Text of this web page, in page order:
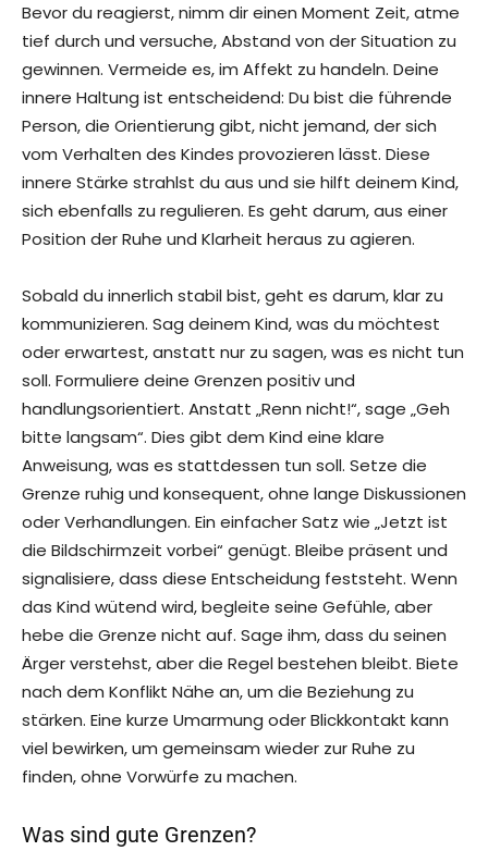
Bevor du reagierst, nimm dir einen Moment Zeit, atme
tief durch und versuche, Abstand von der Situation zu
gewinnen. Vermeide es, im Affekt zu handeln. Deine
innere Haltung ist entscheidend: Du bist die führende
Person, die Orientierung gibt, nicht jemand, der sich
vom Verhalten des Kindes provozieren lässt. Diese
innere Stärke strahlst du aus und sie hilft deinem Kind,
sich ebenfalls zu regulieren. Es geht darum, aus einer
Position der Ruhe und Klarheit heraus zu agieren.
Sobald du innerlich stabil bist, geht es darum, klar zu
kommunizieren. Sag deinem Kind, was du möchtest
oder erwartest, anstatt nur zu sagen, was es nicht tun
soll. Formuliere deine Grenzen positiv und
handlungsorientiert. Anstatt „Renn nicht!“, sage „Geh
bitte langsam“. Dies gibt dem Kind eine klare
Anweisung, was es stattdessen tun soll. Setze die
Grenze ruhig und konsequent, ohne lange Diskussionen
oder Verhandlungen. Ein einfacher Satz wie „Jetzt ist
die Bildschirmzeit vorbei“ genügt. Bleibe präsent und
signalisiere, dass diese Entscheidung feststeht. Wenn
das Kind wütend wird, begleite seine Gefühle, aber
hebe die Grenze nicht auf. Sage ihm, dass du seinen
Ärger verstehst, aber die Regel bestehen bleibt. Biete
nach dem Konflikt Nähe an, um die Beziehung zu
stärken. Eine kurze Umarmung oder Blickkontakt kann
viel bewirken, um gemeinsam wieder zur Ruhe zu
finden, ohne Vorwürfe zu machen.
Was sind gute Grenzen?